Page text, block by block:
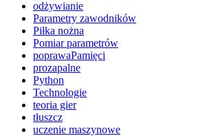
odżywianie
Parametry zawodników
Piłka nożna
Pomiar parametrów
poprawaPamięci
prozapalne
Python
Technologie
teoria gier
tłuszcz
uczenie maszynowe